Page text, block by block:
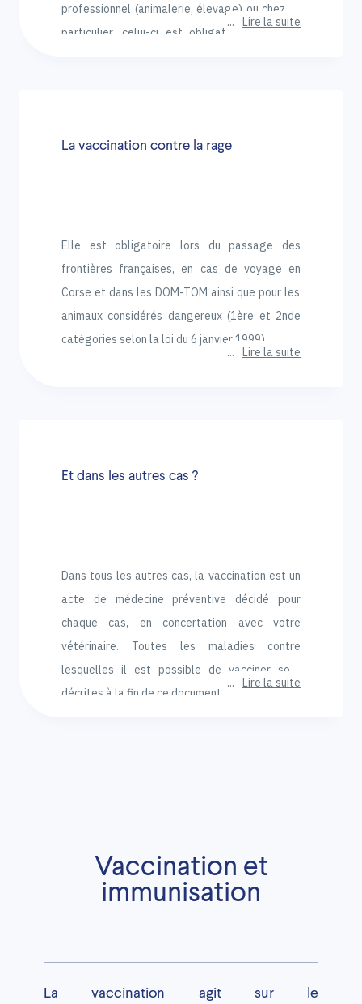
professionnel (animalerie, élevage) ou chez un
particulier, celui-ci est obligatoirement déjà
Lire la suite
La vaccination contre la rage
Elle est obligatoire lors du passage des
frontières françaises, en cas de voyage en
Corse et dans les DOM-TOM ainsi que pour les
animaux considérés dangereux (1ère et 2nde
catégories selon la loi du 6 janvier 1999).
Lire la suite
Et dans les autres cas ?
Dans tous les autres cas, la vaccination est un
acte de médecine préventive décidé pour
chaque cas, en concertation avec votre
vétérinaire. Toutes les maladies contre
lesquelles il est possible de vacciner sont
décrites à la fin de ce document.
Lire la suite
Vaccination et
immunisation
La vaccination agit sur le